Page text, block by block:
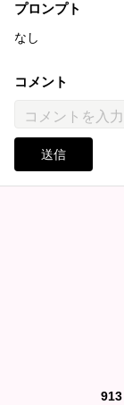
プロンプト
なし
コメント
送信
913